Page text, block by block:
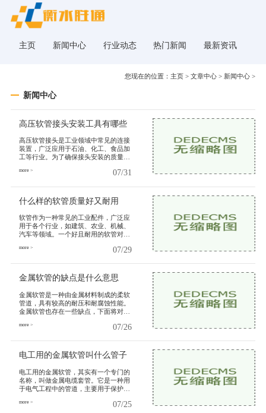
主页 新闻中心 行业动态 热门新闻 最新资讯
您现在的位置：主页 >文章中心 > 新闻中心 >
新闻中心
高压软管接头安装工具有哪些
高压软管接头是工业领域中常见的连接
装置，广泛应用于石油、化工、食品加
工等行业。为了确保接头安装的质量和
将介绍一些常见的高压软管接
more > 07/31
什么样的软管质量好又耐用
软管作为一种常见的工业配件，广泛应
用于各个行业，如建筑、农业、机械、
汽车等领域。一个好且耐用的软管对于
要。什么样的软管质量好又耐
more > 07/29
金属软管的缺点是什么意思
金属软管是一种由金属材料制成的柔软
管道，具有较高的耐压和耐腐蚀性能。
金属软管也存在一些缺点，下面将对金
的一个明显缺点是成本较高。
more > 07/26
电工用的金属软管叫什么管子
电工用的金属软管，其实有一个专门的
名称，叫做金属电缆套管。它是一种用
于电气工程中的管道，主要用于保护电
性能。金属电缆套管广泛应用
more > 07/25